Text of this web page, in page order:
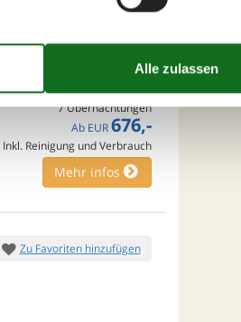
7 Übernachtungen
Ab EUR 676,-
Inkl. Reinigung und Verbrauch
Mehr infos
Zu Favoriten hinzufügen